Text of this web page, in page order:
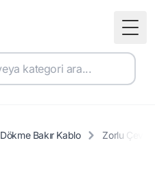
Dökme Bakır Kablo Zorlu Çevre